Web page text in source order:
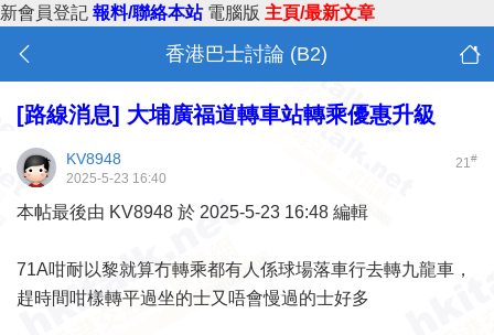
新會員登記 報料/聯絡本站 電腦版 主頁/最新文章
香港巴士討論 (B2)
[路線消息] 大埔廣福道轉車站轉乘優惠升級
21#
KV8948
2025-5-23 16:40
本帖最後由 KV8948 於 2025-5-23 16:48 編輯
71A咁耐以黎就算冇轉乘都有人係球場落車行去轉九龍車，
趕時間咁樣轉平過坐的士又唔會慢過的士好多